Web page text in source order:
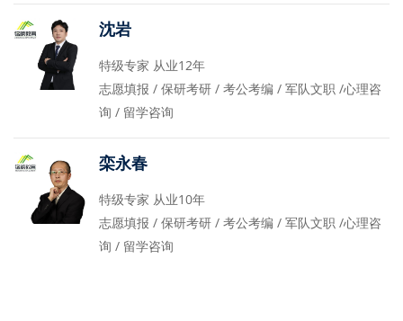
沈岩
特级专家 从业12年
志愿填报 / 保研考研 / 考公考编 / 军队文职 /心理咨
询 / 留学咨询
栾永春
特级专家 从业10年
志愿填报 / 保研考研 / 考公考编 / 军队文职 /心理咨
询 / 留学咨询